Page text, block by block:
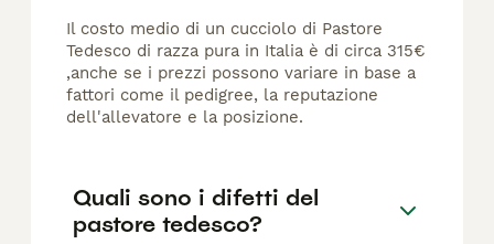
Il costo medio di un cucciolo di Pastore
Tedesco di razza pura in Italia è di circa 315€
,anche se i prezzi possono variare in base a
fattori come il pedigree, la reputazione
dell'allevatore e la posizione.
Quali sono i difetti del
pastore tedesco?